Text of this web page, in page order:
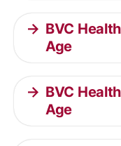
BVC
Age
BVC
Age